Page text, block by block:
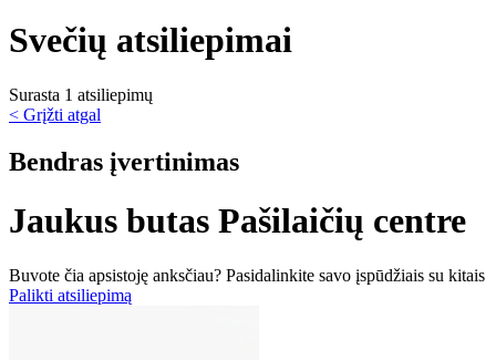
Svečių atsiliepimai
Surasta 1 atsiliepimų
< Grįžti atgal
Bendras įvertinimas
Jaukus butas Pašilaičių centre
Buvote čia apsistoję anksčiau? Pasidalinkite savo įspūdžiais su kitais
Palikti atsiliepimą